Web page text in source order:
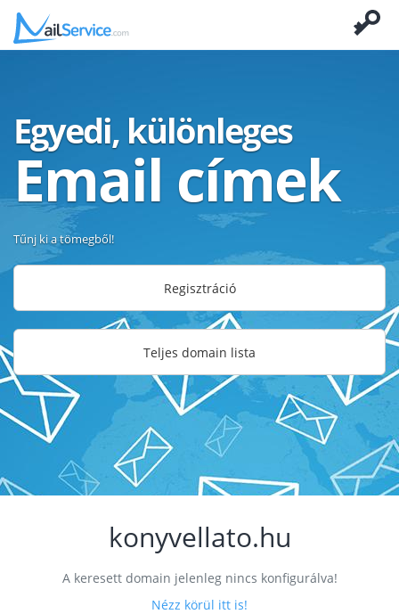
Egyedi, különleges
Email címek
Tűnj ki a tömegből!
Regisztráció
Teljes domain lista
konyvellato.hu
A keresett domain jelenleg nincs konfigurálva!
Nézz körül itt is!